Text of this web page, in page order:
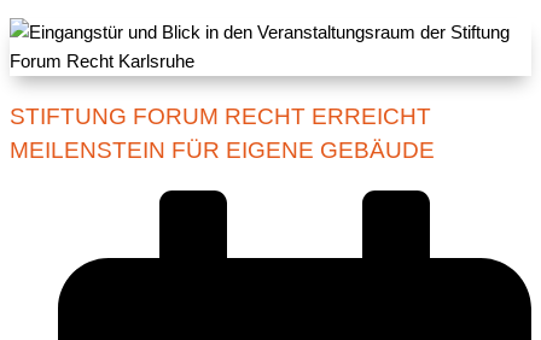
STIFTUNG FORUM RECHT ERREICHT
MEILENSTEIN FÜR EIGENE GEBÄUDE